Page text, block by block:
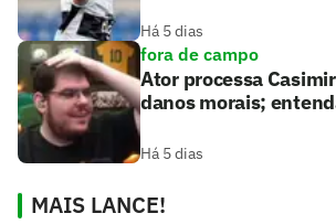
Há 5 dias
fora de campo
Ator processa
danos morais;
Há 5 dias
MAIS LANCE!